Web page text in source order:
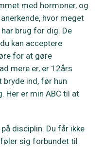
med hormoner, og
hvor meget
brug for dig. De
kan acceptere
for at gøre
mere er, er 12års
ind, før hun
er min ABC til at
disciplin. Du får ikke
føler sig forbundet til